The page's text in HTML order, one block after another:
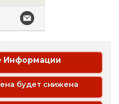
Информации
будет снижена